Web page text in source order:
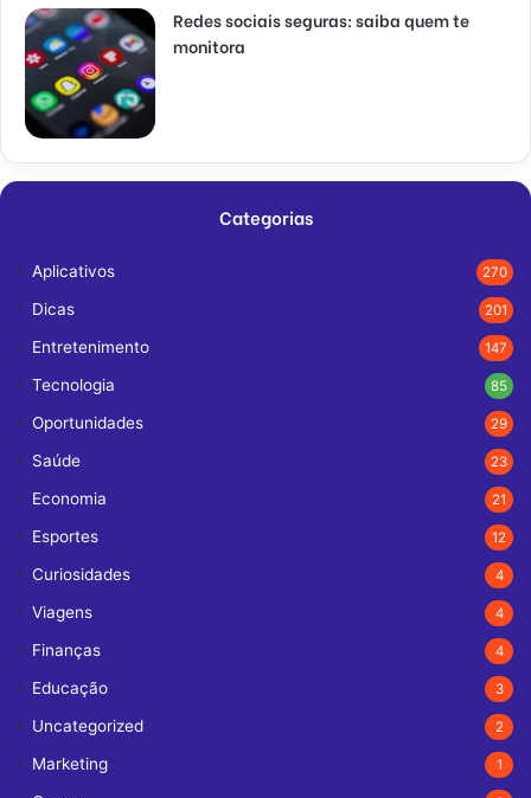
Redes sociais seguras: saiba quem te
monitora
Categorias
Aplicativos 270
Dicas 201
Entretenimento 147
Tecnologia 85
Oportunidades 29
Saúde 23
Economia 21
Esportes 12
Curiosidades 4
Viagens 4
Finanças 4
Educação 3
Uncategorized 2
Marketing 1